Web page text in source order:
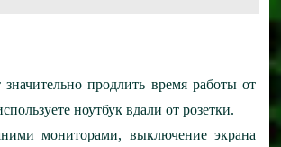
продлить время работы от
ноутбук вдали от розетки.
мониторами, выключение экрана